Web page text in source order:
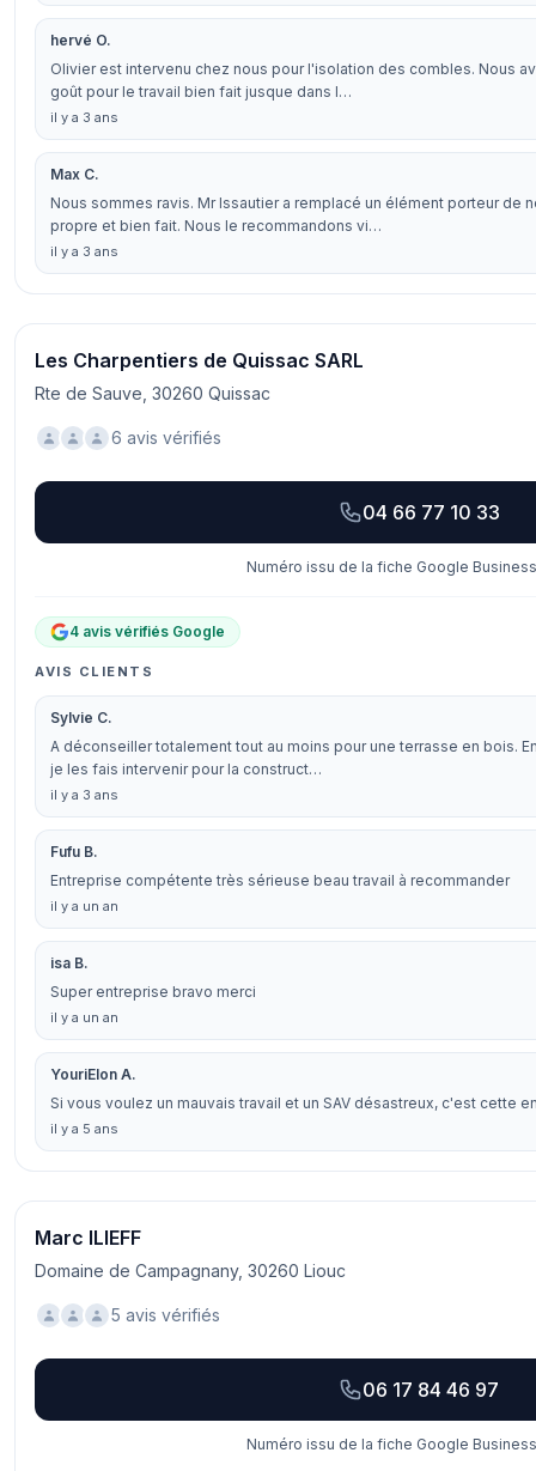
hervé O.
Olivier est intervenu chez nous pour l'isolation des combles. Nous
goût pour le travail bien fait jusque dans l…
il y a 3 ans
Max C.
Nous sommes ravis. Mr Issautier a remplacé un élément porteur de
propre et bien fait. Nous le recommandons vi…
il y a 3 ans
Les Charpentiers de Quissac SARL
Rte de Sauve, 30260 Quissac
6 avis vérifiés
04 66 77 10 33
Numéro issu de la fiche Google
4 avis vérifiés Google
AVIS CLIENTS
Sylvie C.
A déconseiller totalement tout au moins pour une terrasse en bois.
je les fais intervenir pour la construct…
il y a 3 ans
Fufu B.
Entreprise compétente très sérieuse beau travail à recommander
il y a un an
isa B.
Super entreprise bravo merci
il y a un an
YouriElon A.
Si vous voulez un mauvais travail et un SAV désastreux, c'est cette
il y a 5 ans
Marc ILIEFF
Domaine de Campagnany, 30260 Liouc
5 avis vérifiés
06 17 84 46 97
Numéro issu de la fiche Google